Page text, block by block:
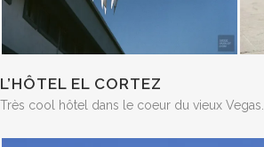
L’HÔTEL EL CORTEZ
Très cool hôtel dans le coeur du vieux Vegas.